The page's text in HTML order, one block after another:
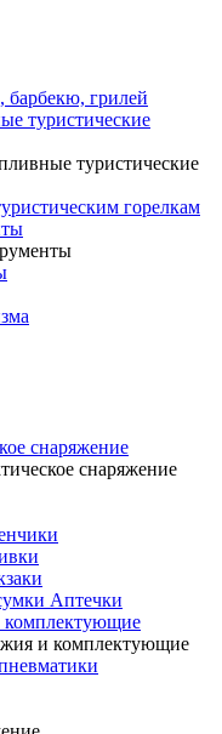
барбекю, грилей
туристические
туристические
горелкам
снаряжение
снаряжение
Аптечки
комплектующие
и комплектующие